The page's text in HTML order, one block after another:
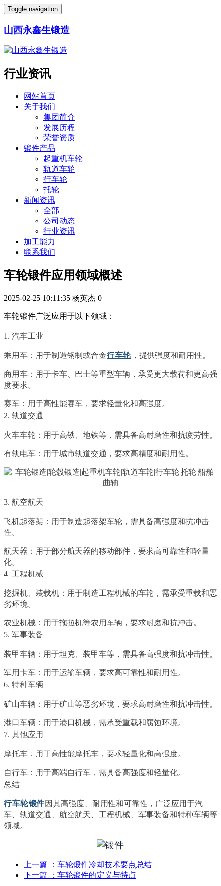
Toggle navigation
山西永鑫生锻造
行业资讯
网站首页
关于我们
集团简介
发展历程
荣誉资质
锻件产品
起重机车轮
轨道车轮
行车轮
托轮
新闻资讯
全部
公司动态
行业资讯
加工能力
联系我们
车轮锻件应用领域概述
2025-02-25 10:11:35 杨英杰 0
车轮锻件广泛应用于以下领域：
1. 汽车工业
乘用车：用于制造钢制或合金行车轮，提供强度和耐用性。
商用车：用于卡车、巴士等重型车辆，承受更大载荷和更高强
度要求。
赛车：用于高性能赛车，要求轻量化和高强度。
2. 轨道交通
火车车轮：用于高铁、地铁等，需具备高耐磨性和抗疲劳性。
有轨电车：用于城市轨道交通，要求高精度和耐用性。
3. 航空航天
飞机起落架：用于制造起落架车轮，需具备高强度和抗冲击
性。
航天器：用于部分航天器的移动部件，要求高可靠性和轻量
化。
4. 工程机械
挖掘机、装载机：用于制造工程机械的车轮，需承受重载和恶
劣环境。
农业机械：用于拖拉机等农用车辆，要求耐磨和抗冲击。
5. 军事装备
装甲车辆：用于坦克、装甲车等，需具备高强度和抗冲击性。
军用卡车：用于运输车辆，要求高可靠性和耐用性。
6. 特种车辆
矿山车辆：用于矿山等恶劣环境，要求高耐磨性和抗冲击性。
港口车辆：用于港口机械，需承受重载和腐蚀环境。
7. 其他应用
摩托车：用于高性能摩托车，要求轻量化和高强度。
自行车：用于高端自行车，需具备高强度和轻量化。
总结
行车轮锻件因其高强度、耐用性和可靠性，广泛应用于汽
车、轨道交通、航空航天、工程机械、军事装备和特种车辆等
领域。
上一篇
：车轮锻件冷却技术要点总结
下一篇
：车轮锻件的定义与特点